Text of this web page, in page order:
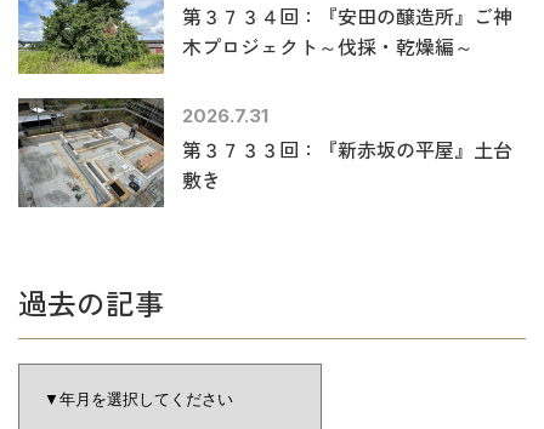
第３７３４回：『安田の醸造所』ご神
木プロジェクト～伐採・乾燥編～
2026.7.31
第３７３３回：『新赤坂の平屋』土台
敷き
過去の記事